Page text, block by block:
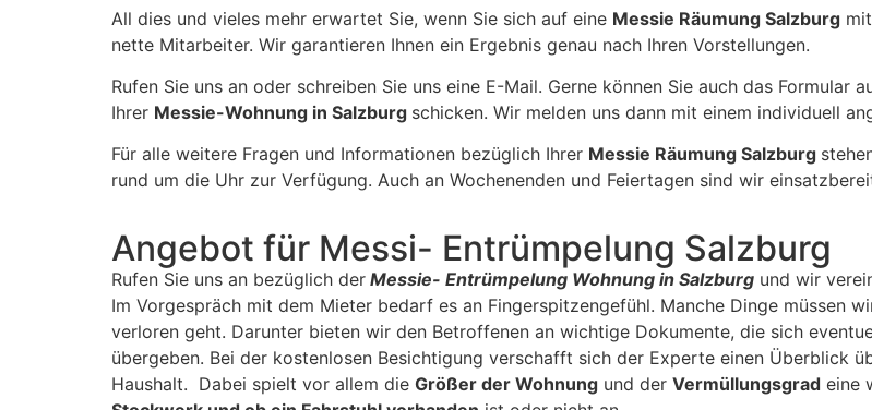
All dies und vieles mehr erwartet Sie, wenn Sie sich auf eine Messie Räumung Salzburg
nette Mitarbeiter. Wir garantieren Ihnen ein Ergebnis genau nach Ihren Vorstellungen.
Rufen Sie uns an oder schreiben Sie uns eine E-Mail. Gerne können Sie auch das Formular
Ihrer Messie-Wohnung in Salzburg schicken. Wir melden uns dann mit einem individuell
Für alle weitere Fragen und Informationen bezüglich Ihrer Messie Räumung Salzburg
rund um die Uhr zur Verfügung. Auch an Wochenenden und Feiertagen sind wir
Angebot für Messi- Entrümpelung Salzburg
Rufen Sie uns an bezüglich der Messie- Entrümpelung Wohnung in Salzburg und wir
Im Vorgespräch mit dem Mieter bedarf es an Fingerspitzengefühl. Manche Dinge müssen
verloren geht. Darunter bieten wir den Betroffenen an wichtige Dokumente, die sich
übergeben. Bei der kostenlosen Besichtigung verschafft sich der Experte einen Überblick
Haushalt. Dabei spielt vor allem die Größer der Wohnung und der Vermüllungsgrad eine